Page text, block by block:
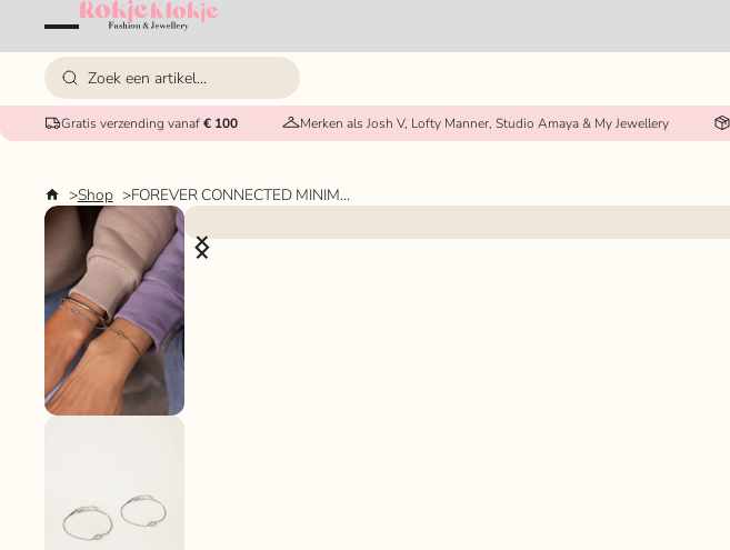
Gratis verzending vanaf€ 100 Merken als Josh V, Lofty Manner, Studio Amaya & My Jewellery
Shop FOREVER CONNECTED MINIMALISTISCHE ARMBANDEN MY JEWELLERY